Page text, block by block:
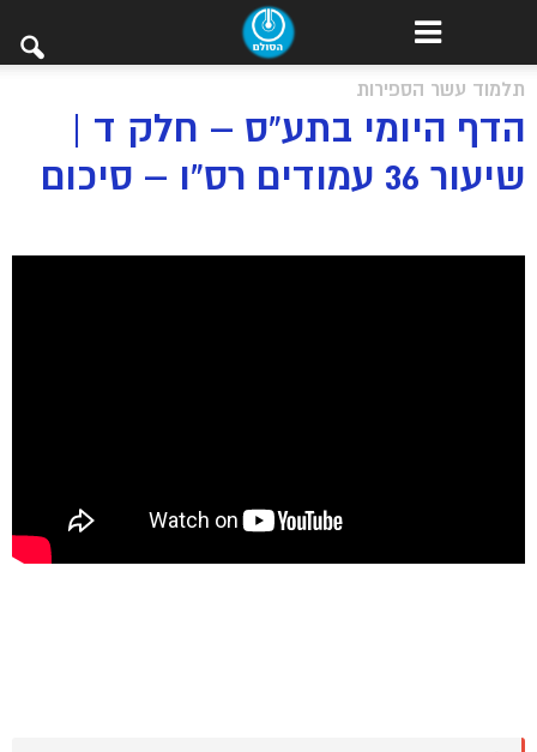
תלמוד עשר הספירות
הדף היומי בתע”ס – חלק ד |
שיעור 36 עמודים רס”ו – סיכום